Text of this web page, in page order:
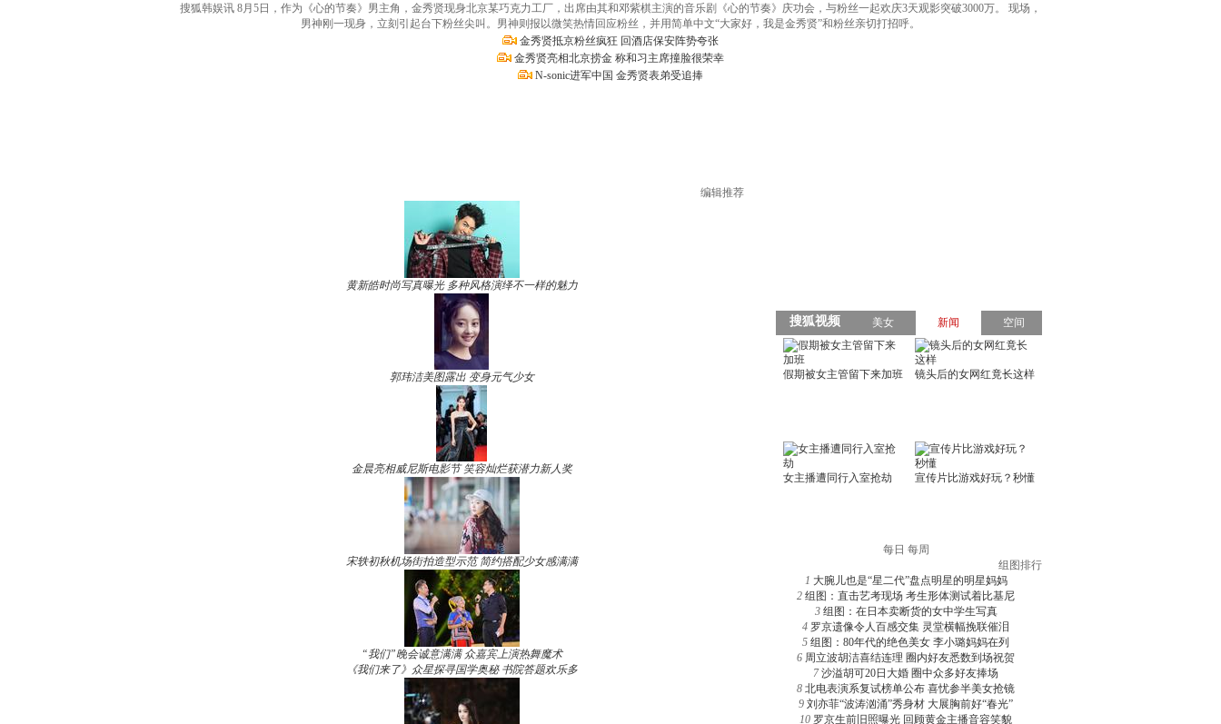
搜狐韩娱讯 8月5日，作为《心的节奏》男主角，金秀贤现身北京某巧克力工厂，出席由其和邓紫棋主演的音乐剧《心的节奏》庆功会，与粉丝一起欢庆3天观影突破3000万。 现场，
男神刚一现身，立刻引起台下粉丝尖叫。男神则报以微笑热情回应粉丝，并用简单中文“大家好，我是金秀贤”和粉丝亲切打招呼。
金秀贤抵京粉丝疯狂 回酒店保安阵势夸张
金秀贤亮相北京捞金 称和习主席撞脸很荣幸
N-sonic进军中国 金秀贤表弟受追捧
编辑推荐
黄新皓时尚写真曝光 多种风格演绎不一样的魅力
郭玮洁美图露出 变身元气少女
金晨亮相威尼斯电影节 笑容灿烂获潜力新人奖
宋轶初秋机场街拍造型示范 简约搭配少女感满满
“我们”晚会诚意满满 众嘉宾上演热舞魔术
《我们来了》众星探寻国学奥秘 书院答题欢乐多
每日 每周
组图排行
1 大腕儿也是“星二代”盘点明星的明星妈妈
2 组图：直击艺考现场 考生形体测试着比基尼
3 组图：在日本卖断货的女中学生写真
4 罗京遗像令人百感交集 灵堂横幅挽联催泪
5 组图：80年代的绝色美女 李小璐妈妈在列
6 周立波胡洁喜结连理 圈内好友悉数到场祝贺
7 沙溢胡可20日大婚 圈中众多好友捧场
8 北电表演系复试榜单公布 喜忧参半美女抢镜
9 刘亦菲“波涛汹涌”秀身材 大展胸前好“春光”
10 罗京生前旧照曝光 回顾黄金主播音容笑貌